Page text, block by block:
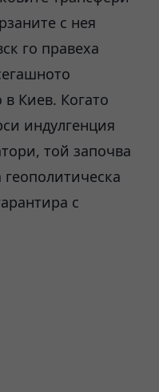
с нея
го правеха
Киев. Когато
индулгенция
той започва
с